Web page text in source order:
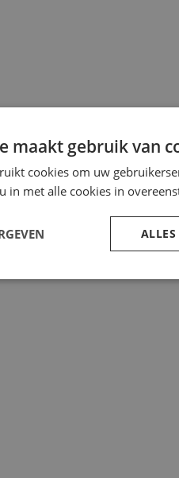
maakt gebruik van
cookies om uw
in met alle cookies in